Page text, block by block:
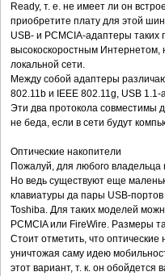
Ready, т. е. не имеет ли он
приобретите плату для этой
USB- и PCMCIA-адаптеры таких
высокоскоростным Интернетом,
локальной сети.
Между собой адаптеры
802.11b и IEEE 802.11g, USB
Эти два протокола совместимы
не беда, если в сети будут
Оптические накопители
Пожалуй, для любого
Но ведь существуют еще
клавиатуры да пары USB-
Toshiba. Для таких моделей
PCMCIA или FireWire. Размеры
Стоит отметить, что
уничтожая саму идею
этот вариант, т. к. он